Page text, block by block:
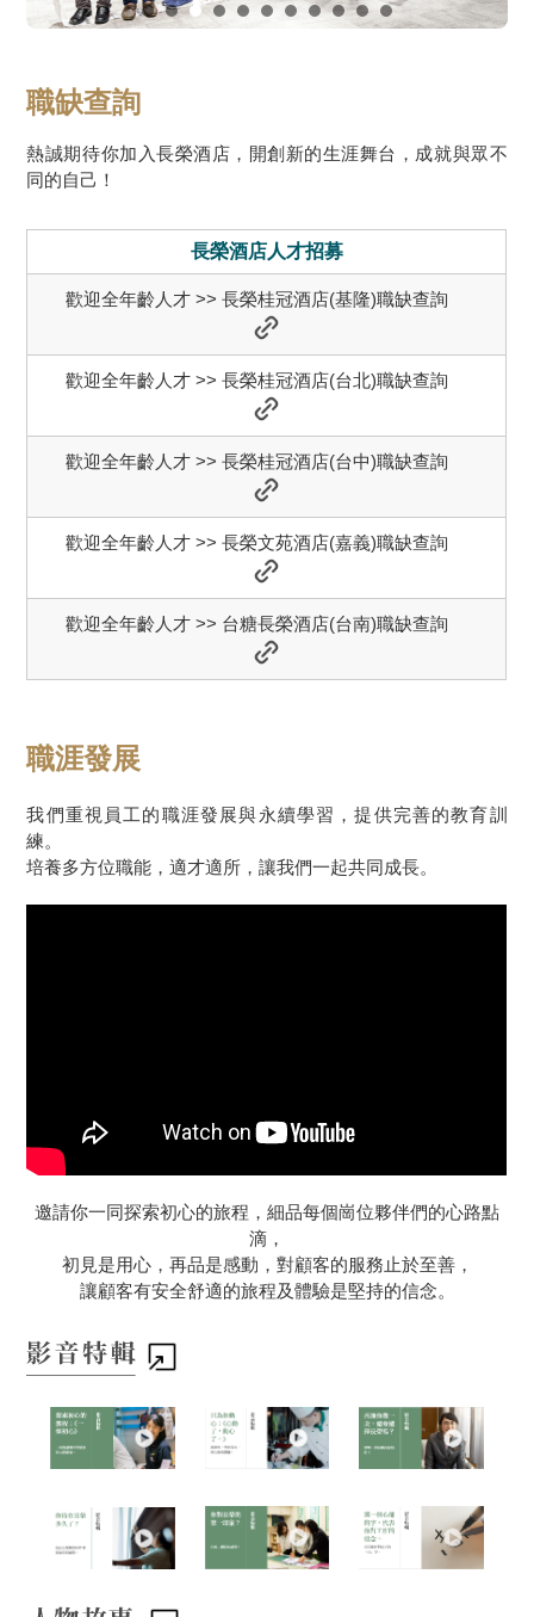
職缺查詢
熱誠期待你加入長榮酒店，開創新的生涯舞台，成就與眾不
同的自己！
長榮酒店人才招募
歡迎全年齡人才 >> 長榮桂冠酒店(基隆)職缺查詢
歡迎全年齡人才 >> 長榮桂冠酒店(台北)職缺查詢
歡迎全年齡人才 >> 長榮桂冠酒店(台中)職缺查詢
歡迎全年齡人才 >> 長榮文苑酒店(嘉義)職缺查詢
歡迎全年齡人才 >> 台糖長榮酒店(台南)職缺查詢
職涯發展
我們重視員工的職涯發展與永續學習，提供完善的教育訓
練。
培養多方位職能，適才適所，讓我們一起共同成長。
邀請你一同探索初心的旅程，細品每個崗位夥伴們的心路點
滴，
初見是用心，再品是感動，對顧客的服務止於至善，
讓顧客有安全舒適的旅程及體驗是堅持的信念。